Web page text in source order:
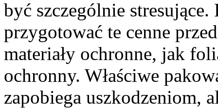
być szczególnie
przygotować te cenne
materiały ochronne, jak
ochronny. Właściwe
zapobiega uszkodzeniom,